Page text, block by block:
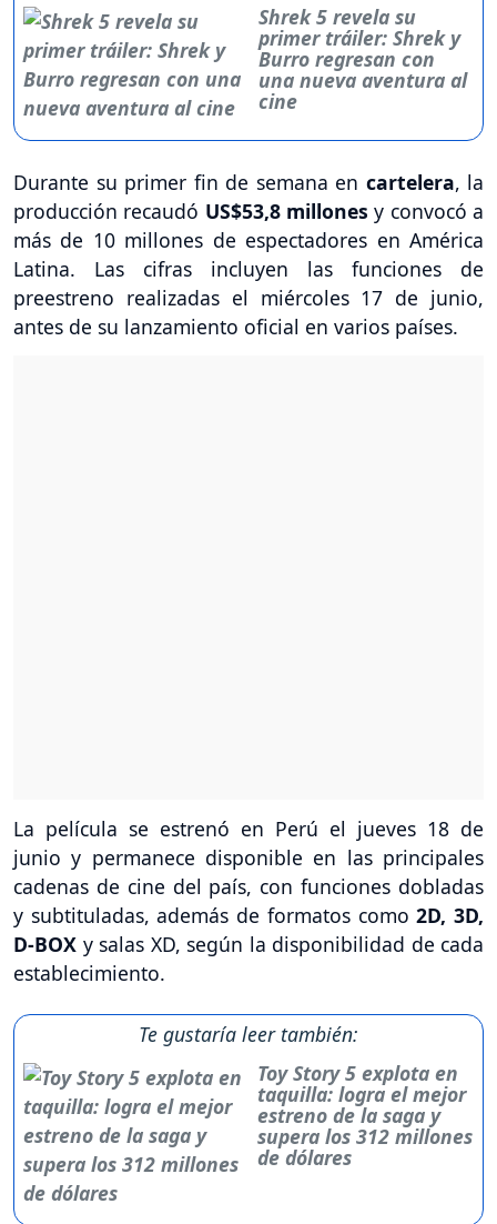
Shrek 5 revela su
primer tráiler: Shrek y
Burro regresan con
una nueva aventura al
cine
Durante su primer fin de semana en cartelera, la
producción recaudó US$53,8 millones y convocó a
más de 10 millones de espectadores en América
Latina. Las cifras incluyen las funciones de
preestreno realizadas el miércoles 17 de junio,
antes de su lanzamiento oficial en varios países.
La película se estrenó en Perú el jueves 18 de
junio y permanece disponible en las principales
cadenas de cine del país, con funciones dobladas
y subtituladas, además de formatos como2D, 3D,
D-BOX y salas XD, según la disponibilidad de cada
establecimiento.
Te gustaría leer también:
Toy Story 5 explota en
taquilla: logra el mejor
estreno de la saga y
supera los 312 millones
de dólares